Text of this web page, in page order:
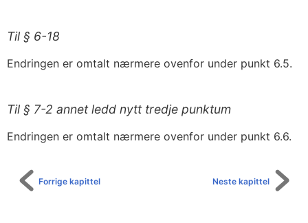
Til § 6-18
Endringen er omtalt nærmere ovenfor under punkt 6.5.
Til § 7-2 annet ledd nytt tredje punktum
Endringen er omtalt nærmere ovenfor under punkt 6.6.
Neste kapittel
Forrige kapittel